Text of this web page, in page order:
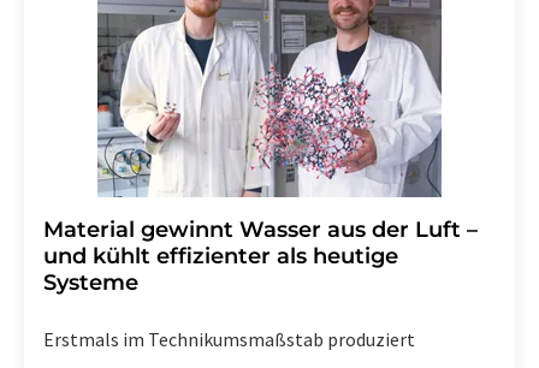
widerrufen. Zudem ist in jeder E-Mail ein Link zur
Abbestellung des entsprechenden Newsletters
enthalten.
Material gewinnt Wasser aus der Luft –
und kühlt effizienter als heutige
Systeme
Erstmals im Technikumsmaßstab produziert